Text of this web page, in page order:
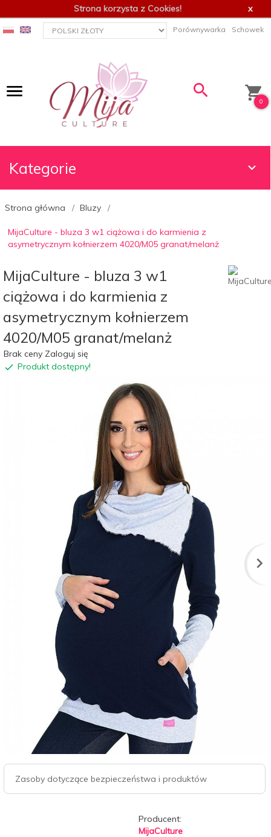
Strona korzysta z Cookies! x
currency_h Porównywarka Schowek
0
Kategorie
Strona główna Bluzy
MijaCulture - bluza 3 w1 ciążowa i do karmienia z
asymetrycznym kołnierzem 4020/M05 granat/melanż
MijaCulture - bluza 3 w1
ciążowa i do karmienia z
asymetrycznym kołnierzem
4020/M05 granat/melanż
Brak ceny Zaloguj się
Produkt dostępny!
Zasoby dotyczące bezpieczeństwa i produktów
Producent:
MijaCulture